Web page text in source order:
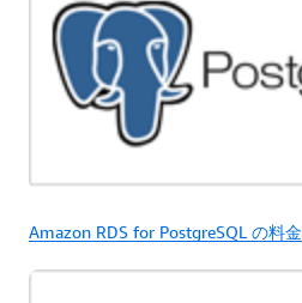
Amazon RDS for PostgreSQL の料金